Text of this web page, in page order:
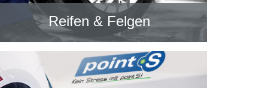
Reifen & Felgen